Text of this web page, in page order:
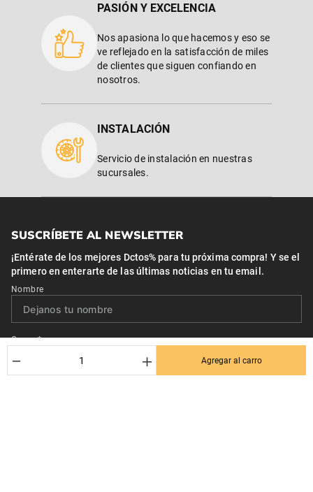
＋
－ Agregar al carro
PASIÓN Y EXCELENCIA
Nos apasiona lo que hacemos y eso se
ve reflejado en la satisfacción de miles
de clientes que siguen confiando en
nosotros.
INSTALACIÓN
Servicio de instalación en nuestras
sucursales.
SUSCRÍBETE AL NEWSLETTER
¡Entérate de los mejores Dctos% para tu próxima compra! Y se el
primero en enterarte de las últimas noticias en tu email.
Nombre
Correo*